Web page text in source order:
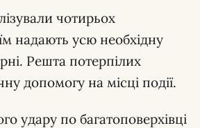
чотирьох
надають усю необхідну
Решта потерпілих
допомогу на місці події.
удару по багатоповерхівці